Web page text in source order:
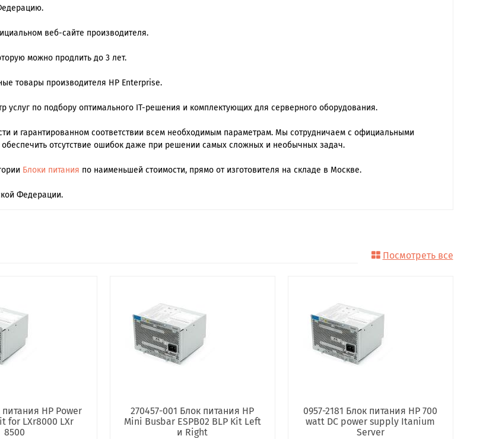
веб-сайте производителя.
можно продлить до 3 лет.
товары производителя HP Enterprise.
услуг по подбору оптимального IT-решения и комплектующих для серверного оборудования.
и гарантированном соответствии всем необходимым параметрам. Мы сотрудничаем с официальными
отсутствие ошибок даже при решении самых сложных и необычных задач.
Блоки питания по наименьшей стоимости, прямо от изготовителя на складе в Москве.
Федерации.
Посмотреть все
питания HP Power
for LXr8000 LXr
8500
270457-001 Блок питания HP
Mini Busbar ESPB02 BLP Kit Left
и Right
0957-2181 Блок питания HP 700
watt DC power supply Itanium
Server